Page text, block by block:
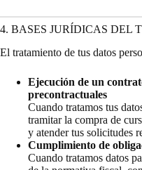
4. BASES JURÍDICAS DEL
El tratamiento de tus datos
Ejecución de un
precontractuales
Cuando tratamos tus
tramitar la compra de
y atender tus solicitudes
Cumplimiento de
Cuando tratamos datos